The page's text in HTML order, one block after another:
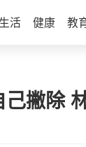
生活 健康 教
撇除